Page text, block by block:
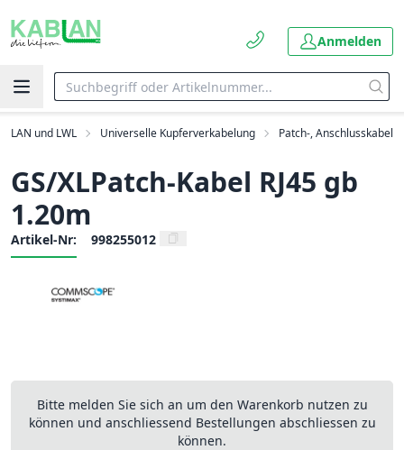
Anmelden
LAN und LWL Universelle Kupferverkabelung Patch-, Anschlusskabel
GS/XLPatch-Kabel RJ45 gb
1.20m
Artikel-Nr: 998255012
Bitte melden Sie sich an um den Warenkorb nutzen zu
können und anschliessend Bestellungen abschliessen zu
können.